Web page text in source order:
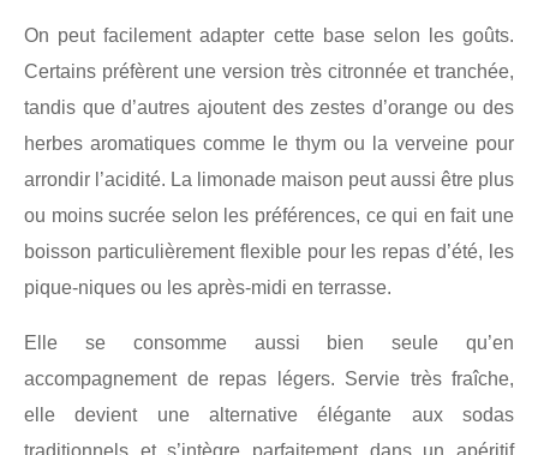
On peut facilement adapter cette base selon les goûts.
Certains préfèrent une version très citronnée et tranchée,
tandis que d’autres ajoutent des zestes d’orange ou des
herbes aromatiques comme le thym ou la verveine pour
arrondir l’acidité. La limonade maison peut aussi être plus
ou moins sucrée selon les préférences, ce qui en fait une
boisson particulièrement flexible pour les repas d’été, les
pique-niques ou les après-midi en terrasse.
Elle se consomme aussi bien seule qu’en
accompagnement de repas légers. Servie très fraîche,
elle devient une alternative élégante aux sodas
traditionnels et s’intègre parfaitement dans un apéritif